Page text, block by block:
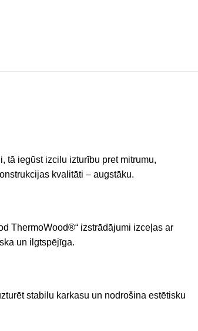
tā iegūst izcilu izturību pret mitrumu,
kvalitāti – augstāku.
ThermoWood®“ izstrādājumi izceļas ar
un ilgtspējīga.
stabilu karkasu un nodrošina estētisku